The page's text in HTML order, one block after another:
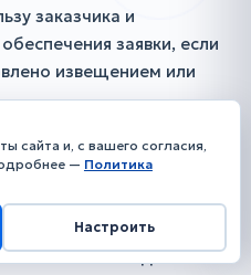
заказчика и
заявки, если
извещением или
заявка отозвана до
заявка отклонена,
с которого подлежит
по применимой модели
основание для
сайта и, с вашего согласия,
— Политика
Настроить